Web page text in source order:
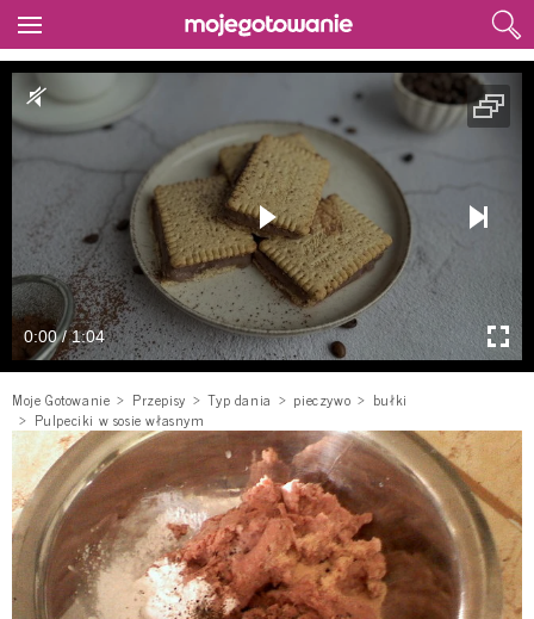
0:00 / 1:04
Moje Gotowanie Przepisy Typ dania pieczywo
bułki
Pulpeciki w sosie własnym